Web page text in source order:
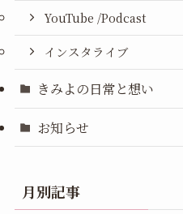
YouTube /Podcast
インスタライブ
きみよの日常と想い
お知らせ
月別記事